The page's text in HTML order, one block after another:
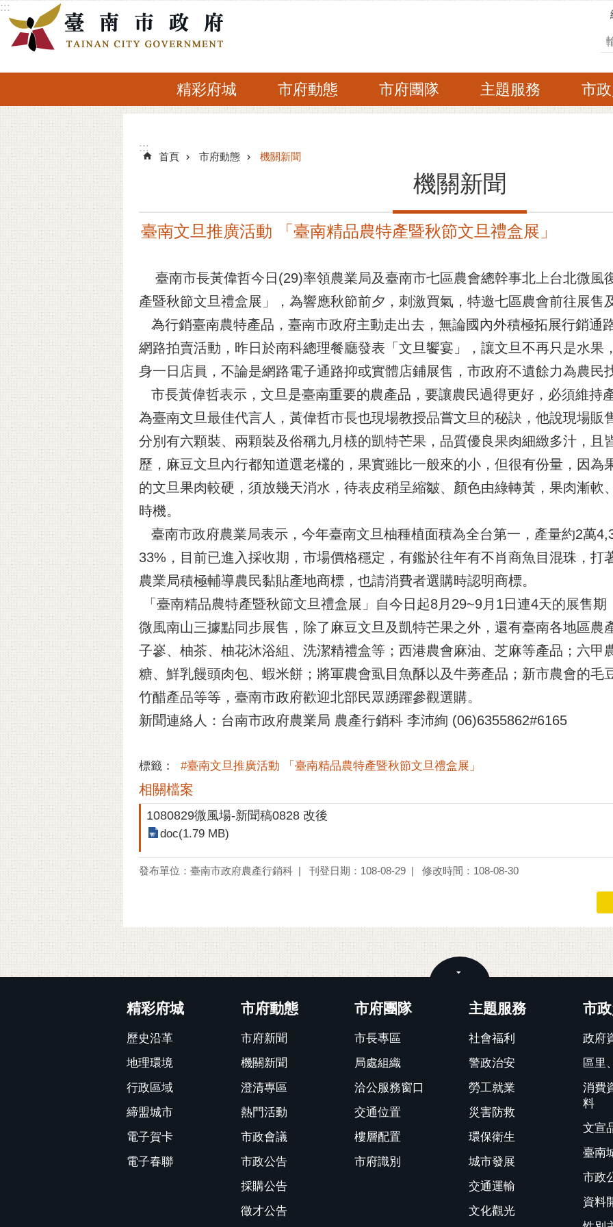
跳到主要內容區塊
:::
精彩府城 市府動態 市府團隊 主題服務 市
:::
:::
首頁 市府動態 機關新聞
機關新聞
臺南文旦推廣活動 「臺南精品農特產暨秋節文旦禮盒展」
臺南市長黃偉哲今日(29)率領農業局及臺南市七區農會總幹事北上台北微風
產暨秋節文旦禮盒展」，為響應秋節前夕，刺激買氣，特邀七區農會前往展售
為行銷臺南農特產品，臺南市政府主動走出去，無論國內外積極拓展行銷通
網路拍賣活動，昨日於南科總理餐廳發表「文旦饗宴」，讓文旦不再只是水果
身一日店員，不論是網路電子通路抑或實體店鋪展售，市政府不遺餘力為農民
市長黃偉哲表示，文旦是臺南重要的農產品，要讓農民過得更好，必須維持
為臺南文旦最佳代言人，黃偉哲市長也現場教授品嘗文旦的秘訣，他說現場販
分別有六顆裝、兩顆裝及俗稱九月檨的凱特芒果，品質優良果肉細緻多汁，且
歷，麻豆文旦內行都知道選老欉的，果實雖比一般來的小，但很有份量，因為
的文旦果肉較硬，須放幾天消水，待表皮稍呈縮皺、顏色由綠轉黃，果肉漸軟
時機。
臺南市政府農業局表示，今年臺南文旦柚種植面積為全台第一，產量約2萬
33%，目前已進入採收期，市場價格穩定，有鑑於往年有不肖商魚目混珠，打
農業局積極輔導農民黏貼產地商標，也請消費者選購時認明商標。
「臺南精品農特產暨秋節文旦禮盒展」自今日起8月29~9月1日連4天的展售期
微風南山三據點同步展售，除了麻豆文旦及凱特芒果之外，還有臺南各地區農
子嵾、柚茶、柚花沐浴組、洗潔精禮盒等；西港農會麻油、芝麻等產品；六甲
糖、鮮乳饅頭肉包、蝦米餅；將軍農會虱目魚酥以及牛蒡產品；新市農會的毛
竹醋產品等等，臺南市政府歡迎北部民眾踴躍參觀選購。
新聞連絡人：台南市政府農業局 農產行銷科 李沛絢 (06)6355862#6165
標籤： #臺南文旦推廣活動 「臺南精品農特產暨秋節文旦禮盒展」
相關檔案
1080829微風場-新聞稿0828 改後
doc(1.79 MB)
發布單位：臺南市政府農產行銷科 刊登日期：108-08-29 修改時間：108-08-30
精彩府城
歷史沿革
地理環境
行政區域
締盟城市
電子賀卡
電子春聯
市府動態
市府新聞
機關新聞
澄清專區
熱門活動
市政會議
市政公告
採購公告
徵才公告
市府團隊
市長專區
局處組織
洽公服務窗口
交通位置
樓層配置
市府識別
主題服務
社會福利
警政治安
勞工就業
災害防救
環保衛生
城市發展
交通運輸
文化觀光
市
政府
區里
消費
料
文宣
臺南
市政
資料